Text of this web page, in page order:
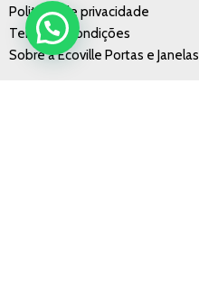
Politícas de privacidade
Termos e condições
Sobre a Ecoville Portas e Janelas